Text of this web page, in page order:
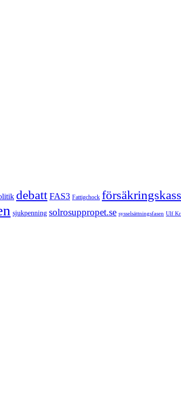
debatt FAS3 Fattigchock
sjukpenning solrosuppropet.se sysselsättningsfasen Ulf